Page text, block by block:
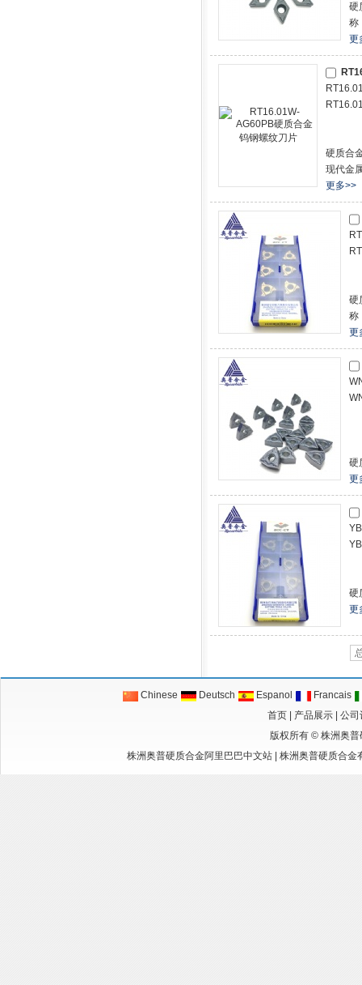
硬
称
更
硬质合
现代金
更多>>
硬
称
更
硬
更
硬
更
Chinese Deutsch Espanol
Francais
首页
产品展示
公司
版权所有 © 株洲奥普
株洲奥普硬质合金阿里巴巴中文站| 株洲奥普硬质合金